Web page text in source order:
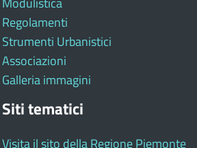
Regolamenti
Strumenti Urbanistici
Associazioni
Galleria immagini
Siti tematici
Visita il sito della Regione Piemonte